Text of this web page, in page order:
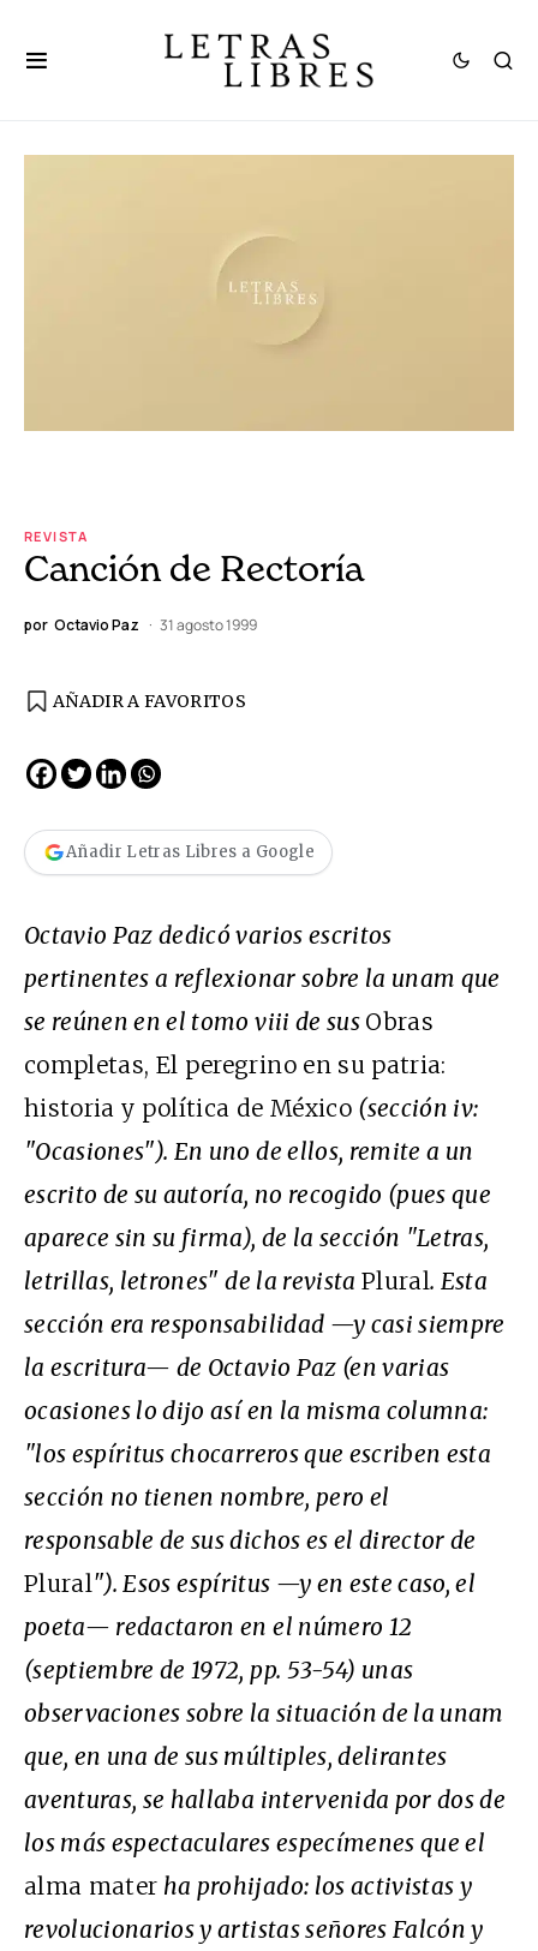
REVISTA
Canción de Rectoría
por Octavio Paz 31 agosto 1999
AÑADIR A FAVORITOS
Añadir Letras Libres a Google
Octavio Paz dedicó varios escritos
pertinentes a reflexionar sobre la unam que
se reúnen en el tomo viii de sus Obras
completas, El peregrino en su patria:
historia y política de México (sección iv:
"Ocasiones"). En uno de ellos, remite a un
escrito de su autoría, no recogido (pues que
aparece sin su firma), de la sección "Letras,
letrillas, letrones" de la revista Plural. Esta
sección era responsabilidad —y casi siempre
la escritura— de Octavio Paz (en varias
ocasiones lo dijo así en la misma columna:
"los espíritus chocarreros que escriben esta
sección no tienen nombre, pero el
responsable de sus dichos es el director de
Plural"). Esos espíritus —y en este caso, el
poeta— redactaron en el número 12
(septiembre de 1972, pp. 53-54) unas
observaciones sobre la situación de la unam
que, en una de sus múltiples, delirantes
aventuras, se hallaba intervenida por dos de
los más espectaculares especímenes que el
alma mater ha prohijado: los activistas y
revolucionarios y artistas señores Falcón y